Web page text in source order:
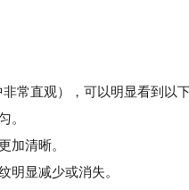
常直观），可以明显看到以
。
清晰。
显减少或消失。